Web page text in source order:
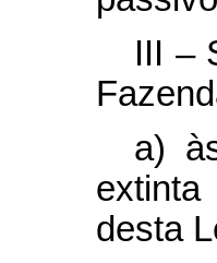
III –
a)
desta